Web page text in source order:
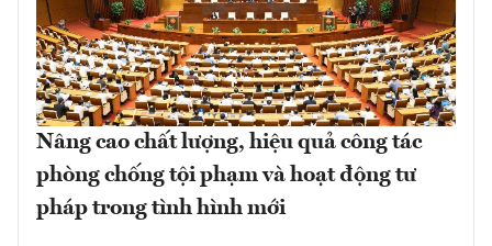
Nâng cao chất lượng, hiệu quả công tác
phòng chống tội phạm và hoạt động tư
pháp trong tình hình mới